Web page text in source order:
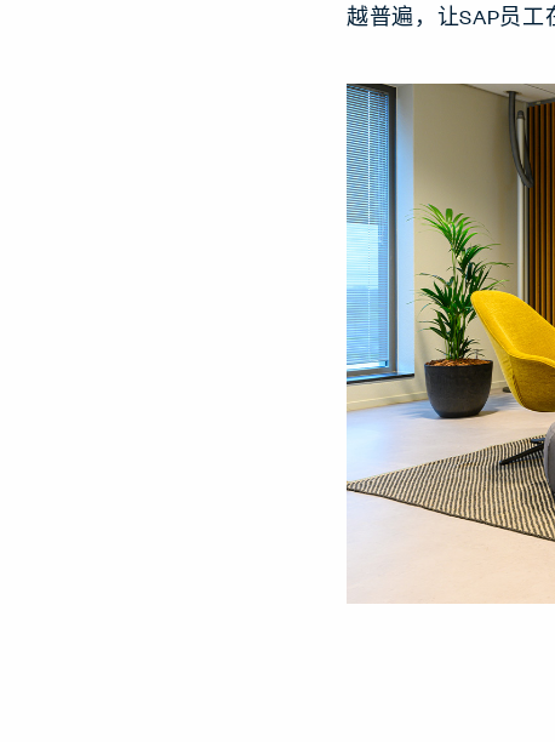
越普遍，让SAP员工